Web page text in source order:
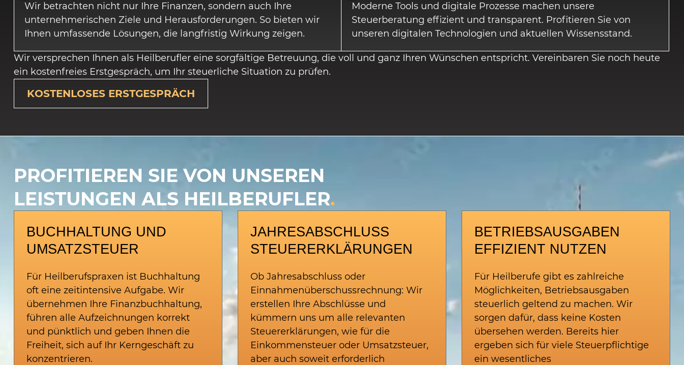
Wir betrachten nicht nur Ihre Finanzen, sondern auch Ihre
unternehmerischen Ziele und Herausforderungen. So bieten wir
Ihnen umfassende Lösungen, die langfristig Wirkung zeigen.
Moderne Tools und digitale Prozesse machen unsere
Steuerberatung effizient und transparent. Profitieren Sie von
unseren digitalen Technologien und aktuellen Wissensstand.
Wir versprechen Ihnen als Heilberufler eine sorgfältige Betreuung, die voll und ganz Ihren Wünschen entspricht. Vereinbaren Sie noch heute
ein kostenfreies Erstgespräch, um Ihr steuerliche Situation zu prüfen.
KOSTENLOSES ERSTGESPRÄCH
PROFITIEREN SIE VON UNSEREN
LEISTUNGEN ALS HEILBERUFLER.
BUCHHALTUNG UND
UMSATZSTEUER
Für Heilberufspraxen ist Buchhaltung
oft eine zeitintensive Aufgabe. Wir
übernehmen Ihre Finanzbuchhaltung,
führen alle Aufzeichnungen korrekt
und pünktlich und geben Ihnen die
Freiheit, sich auf Ihr Kerngeschäft zu
konzentrieren.
JAHRESABSCHLUSS
STEUERERKLÄRUNGEN
Ob Jahresabschluss oder
Einnahmenüberschussrechnung: Wir
erstellen Ihre Abschlüsse und
kümmern uns um alle relevanten
Steuererklärungen, wie für die
Einkommensteuer oder Umsatzsteuer,
aber auch soweit erforderlich
BETRIEBSAUSGABEN
EFFIZIENT NUTZEN
Für Heilberufe gibt es zahlreiche
Möglichkeiten, Betriebsausgaben
steuerlich geltend zu machen. Wir
sorgen dafür, dass keine Kosten
übersehen werden. Bereits hier
ergeben sich für viele Steuerpflichtige
ein wesentliches